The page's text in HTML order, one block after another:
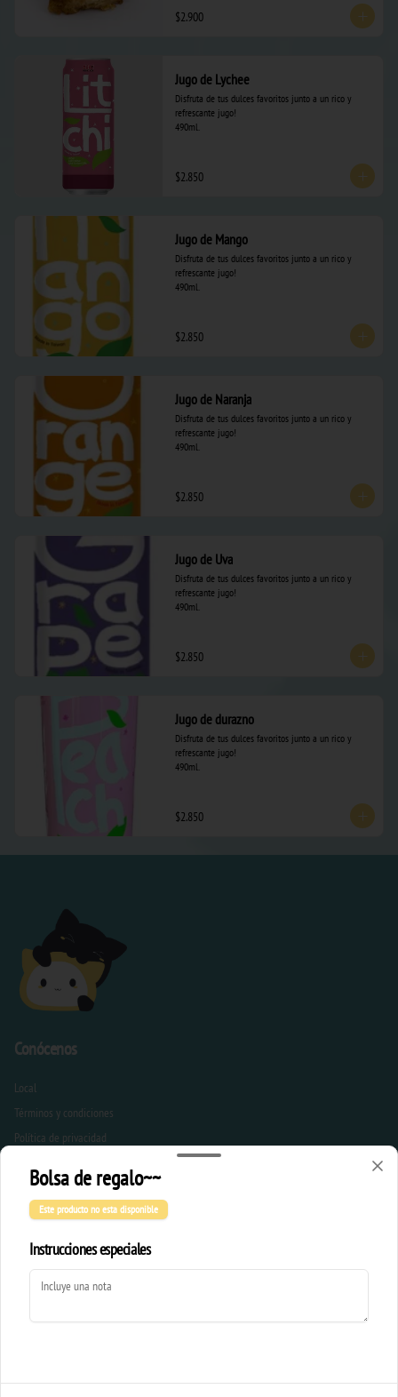
$2.900
Jugo de Lychee
Disfruta de tus dulces favoritos junto a un rico y
refrescante jugo!
490ml.
$2.850
Jugo de Mango
Disfruta de tus dulces favoritos junto a un rico y
refrescante jugo!
490ml.
$2.850
Jugo de Naranja
Disfruta de tus dulces favoritos junto a un rico y
refrescante jugo!
490ml.
$2.850
Jugo de Uva
Disfruta de tus dulces favoritos junto a un rico y
refrescante jugo!
490ml.
$2.850
Jugo de durazno
Disfruta de tus dulces favoritos junto a un rico y
refrescante jugo!
490ml.
$2.850
Conócenos
Local
Términos y condiciones
Política de privacidad
Redes sociales
Instagram
Mi cuenta
Iniciar sesión
Bolsa de regalo~~
Este producto no esta disponible
Instrucciones especiales